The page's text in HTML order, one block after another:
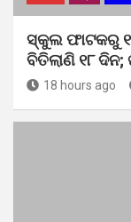
ସ୍କୁଲ ଫାଟକରୁ
ବିତିଲାଣି ୧୮
18 hours ago